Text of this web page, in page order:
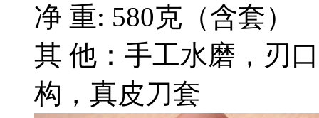
净 重: 580克（含套）
其 他：手工水磨，刃
构，真皮刀套